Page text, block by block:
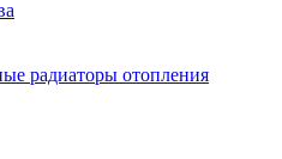
радиаторы отопления